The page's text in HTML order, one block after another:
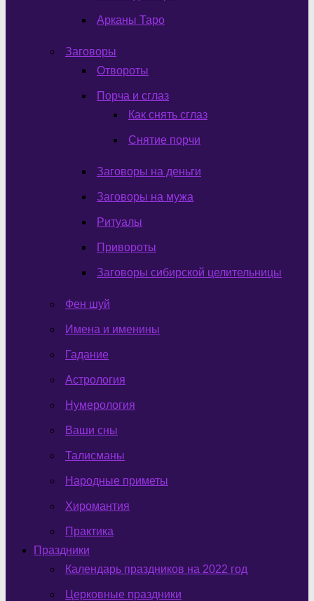
Арканы Таро
Заговоры
Отвороты
Порча и сглаз
Как снять сглаз
Снятие порчи
Заговоры на деньги
Заговоры на мужа
Ритуалы
Привороты
Заговоры сибирской целительницы
Фен шуй
Имена и именины
Гадание
Астрология
Нумерология
Ваши сны
Талисманы
Народные приметы
Хиромантия
Практика
Праздники
Календарь праздников на 2022 год
Церковные праздники